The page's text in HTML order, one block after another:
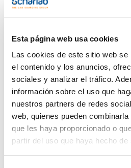
Esta página web usa cookies
Las cookies de este sitio web se
el contenido y los anuncios,
sociales y analizar el tráfico.
información sobre el uso que
nuestros partners de redes
web, quienes pueden
que les haya proporcionado o
partir del uso que haya hecho
SO05120500
x 500 g ::
de plástico
Disponibilidad
Ver stock